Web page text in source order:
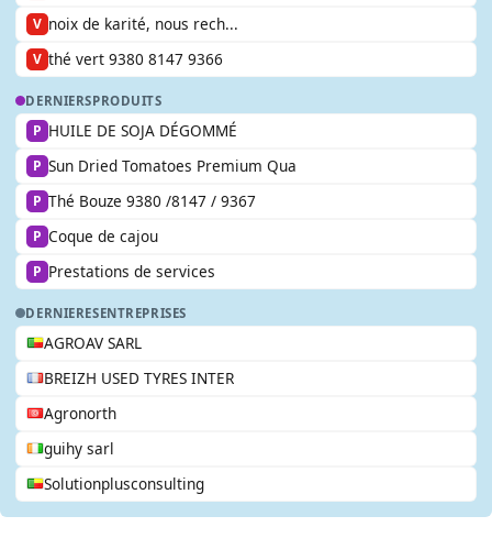
V noix de karité, nous rech...
V thé vert 9380 8147 9366
DERNIERSPRODUITS
P HUILE DE SOJA DÉGOMMÉ
P Sun Dried Tomatoes Premium Qua
P Thé Bouze 9380 /8147 / 9367
P Coque de cajou
P Prestations de services
DERNIERESENTREPRISES
AGROAV SARL
BREIZH USED TYRES INTER
Agronorth
guihy sarl
Solutionplusconsulting